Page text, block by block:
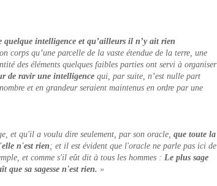
quelque intelligence et qu’ailleurs il n’y ait rien
corps qu’une parcelle de la vaste étendue de la terre, une
des éléments quelques faibles parties ont servi à organiser
de ravir une intelligence qui, par suite, n’est nulle part
et en grandeur seraient maintenus en ordre par une
et qu'il a voulu dire seulement, par son oracle, que toute la
n'est rien; et il est évident que l'oracle ne parle pas ici de
et comme s'il eût dit à tous les hommes : Le plus sage
que sa sagesse n'est rien. »